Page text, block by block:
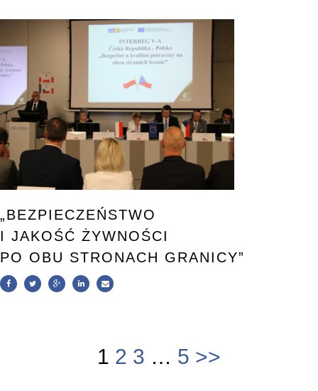
„BEZPIECZEŃSTWO
I JAKOŚĆ ŻYWNOŚCI
PO OBU STRONACH GRANICY”
1 2 3 … 5 >>